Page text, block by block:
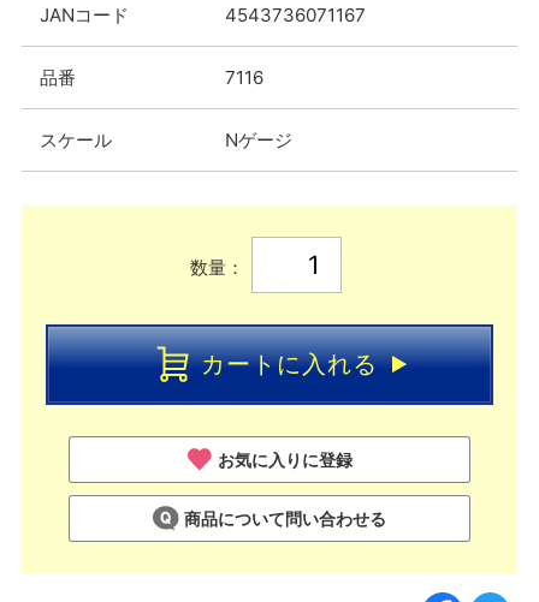
JANコード 4543736071167
品番 7116
スケール Nゲージ
数量：
カートに入れる
お気に入りに登録
商品について問い合わせる